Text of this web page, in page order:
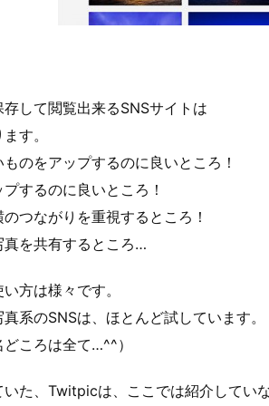
して閲覧出来るSNSサイトは
す。
のをアップするのに良いところ！
するのに良いところ！
つながりを重視するところ！
真を共有するところ…
方は様々です。
系のSNSは、ほとんど試しています。
どころは全て…^^）
いた、Twitpicは、ここでは紹介してい